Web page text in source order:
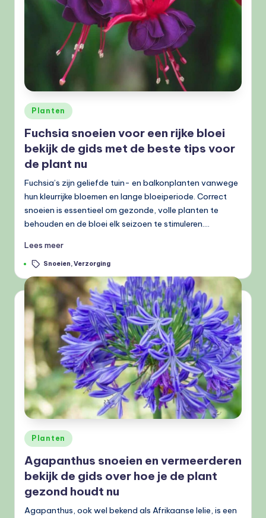
Geplaatst
in
Planten
Fuchsia snoeien voor een rijke bloei
bekijk de gids met de beste tips voor
de plant nu
Fuchsia’s zijn geliefde tuin- en balkonplanten vanwege
hun kleurrijke bloemen en lange bloeiperiode. Correct
snoeien is essentieel om gezonde, volle planten te
behouden en de bloei elk seizoen te stimuleren.…
Lees meer
Tags: Snoeien,Verzorging
Geplaatst
in
Planten
Agapanthus snoeien en vermeerderen
bekijk de gids over hoe je de plant
gezond houdt nu
Agapanthus, ook wel bekend als Afrikaanse lelie, is een